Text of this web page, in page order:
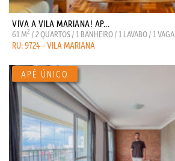
VIVA A VILA MARIANA! AP...
61 M2 / 2 QUARTOS / 1 BANHEIRO / 1 LAVABO / 1 VAGA
RU: 9724 - VILA MARIANA